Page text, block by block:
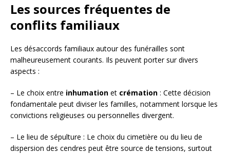
Les sources fréquentes de
conflits familiaux
Les désaccords familiaux autour des funérailles sont
malheureusement courants. Ils peuvent porter sur divers
aspects :
– Le choix entre inhumation et crémation : Cette décision
fondamentale peut diviser les familles, notamment lorsque les
convictions religieuses ou personnelles divergent.
– Le lieu de sépulture : Le choix du cimetière ou du lieu de
dispersion des cendres peut être source de tensions, surtout